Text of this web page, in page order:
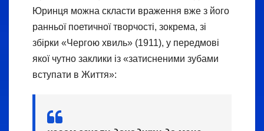
Юринця можна скласти враження вже з його
ранньої поетичної творчості, зокрема, зі
збірки «Чергою хвиль» (1911), у передмові
якої чутно заклики із «затисненими зубами
вступати в Життя»: